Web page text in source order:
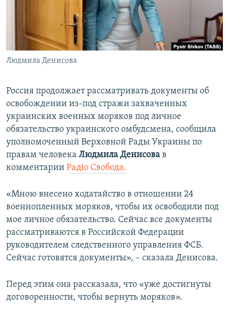
ПОБЕДИТЕЛЕЙ НЕ СУДЯТ?
КРЫМ.НЕПОКОРЕННЫЙ
УКРАИНСКАЯ ПРОБЛЕМА КРЫМА
Людмила Денисова
Россия продолжает рассматривать документы об
освобождении из-под стражи захваченных
украинских военных моряков под личное
обязательство украинского омбудсмена, сообщила
уполномоченный Верховной Рады Украины по
правам человека Людмила Денисова в
комментарии Радіо Свобода.
«Мною внесено ходатайство в отношении 24
военнопленных моряков, чтобы их освободили под
мое личное обязательство. Сейчас все документы
рассматриваются в Российской Федерации
руководителем следственного управления ФСБ.
Сейчас готовятся документы», – сказала Денисова.
Перед этим она рассказала, что «уже достигнуты
договоренности, чтобы вернуть моряков».